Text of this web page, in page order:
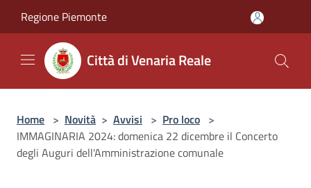
Regione Piemonte
Città di Venaria Reale
Home > Novità > Avvisi > Pro loco >
IMMAGINARIA 2024: domenica 22 dicembre il Concerto
degli Auguri dell'Amministrazione comunale